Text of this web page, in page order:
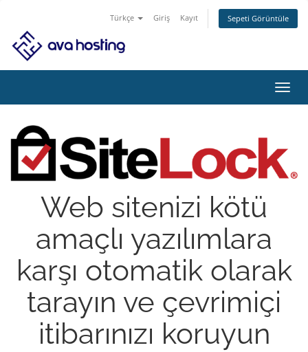
Türkçe Giriş Kayıt Sepeti Görüntüle
Web sitenizi kötü
amaçlı yazılımlara
karşı otomatik olarak
tarayın ve çevrimiçi
itibarınızı koruyun